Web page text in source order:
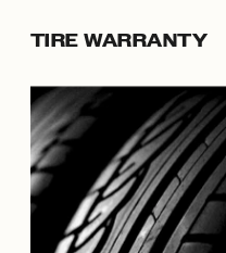
TIRE WARRANTY